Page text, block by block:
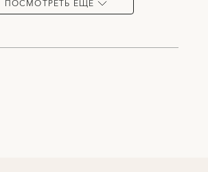
ПОСМОТРЕТЬ ЕЩЁ